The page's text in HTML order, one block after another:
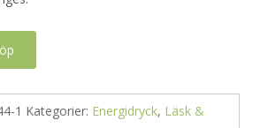
1 Kategorier: Energidryck, Läsk &